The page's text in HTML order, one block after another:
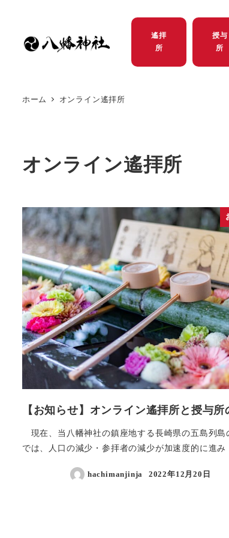
遙拝
所
授与
所
ホーム オンライン遙拝所
オンライン遙拝所
【お知らせ】オンライン遙拝所と授与所
現在、当八幡神社の鎮座地する長崎県の五島列島
では、人口の減少・参拝者の減少が加速度的に進
hachimanjinja 2022年12月20日